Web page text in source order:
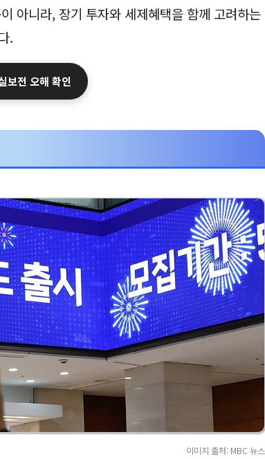
아니라, 장기 투자와 세제혜택을 함께 고려하는
.
보전 오해 확인
이미지 출처: MBC 뉴스